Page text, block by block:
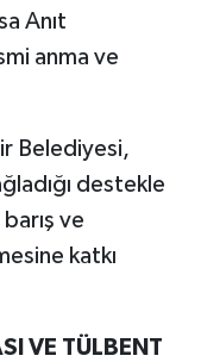
Anıt
anma ve
Belediyesi,
destekle
ve
katkı
VE TÜLBENT